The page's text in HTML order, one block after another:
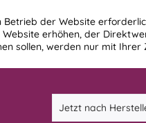
Betrieb der Website
erhöhen, der
sollen, werden nur mit Ihrer